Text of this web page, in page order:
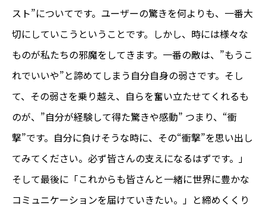
スト”についてです。ユーザーの驚きを何よりも、一番大
切にしていこうということです。しかし、時には様々な
ものが私たちの邪魔をしてきます。一番の敵は、”もうこ
れでいいや”と諦めてしまう自分自身の弱さです。そし
て、その弱さを乗り越え、自らを奮い立たせてくれるも
のが、”自分が経験して得た驚きや感動” つまり、“衝
撃”です。自分に負けそうな時に、その“衝撃”を思い出し
てみてください。必ず皆さんの支えになるはずです。」
そして最後に「これからも皆さんと一緒に世界に豊かな
コミュニケーションを届けていきたい。」と締めくくり